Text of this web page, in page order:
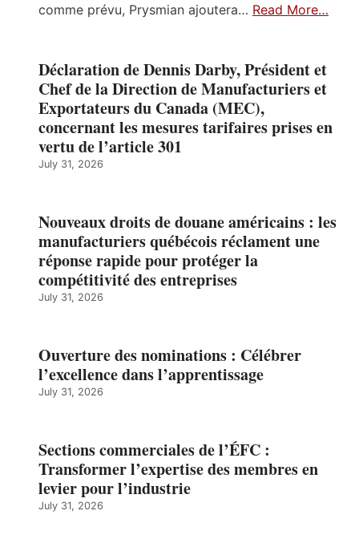
comme prévu, Prysmian ajoutera… Read More…
Déclaration de Dennis Darby, Président et
Chef de la Direction de Manufacturiers et
Exportateurs du Canada (MEC),
concernant les mesures tarifaires prises en
vertu de l’article 301
July 31, 2026
Nouveaux droits de douane américains : les
manufacturiers québécois réclament une
réponse rapide pour protéger la
compétitivité des entreprises
July 31, 2026
Ouverture des nominations : Célébrer
l’excellence dans l’apprentissage
July 31, 2026
Sections commerciales de l’ÉFC :
Transformer l’expertise des membres en
levier pour l’industrie
July 31, 2026